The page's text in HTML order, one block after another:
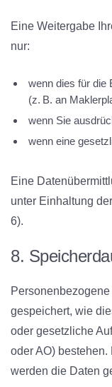
Eine Weitergabe
nur:
wenn dies für die
(z. B. an
wenn Sie
wenn eine
Eine
unter Einhaltung
6).
8.
gespeichert, wie
oder gesetzliche
oder AO)
werden die Daten